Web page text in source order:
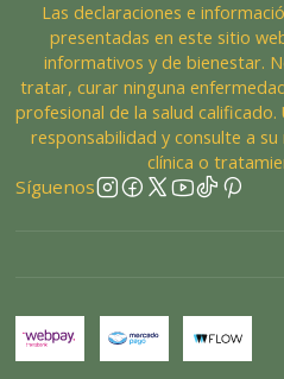
Las declaraciones e
presentadas en este sitio
informativos y de bienestar.
tratar, curar ninguna
profesional de la salud calificado.
responsabilidad y consulte a
clínica o
Síguenos